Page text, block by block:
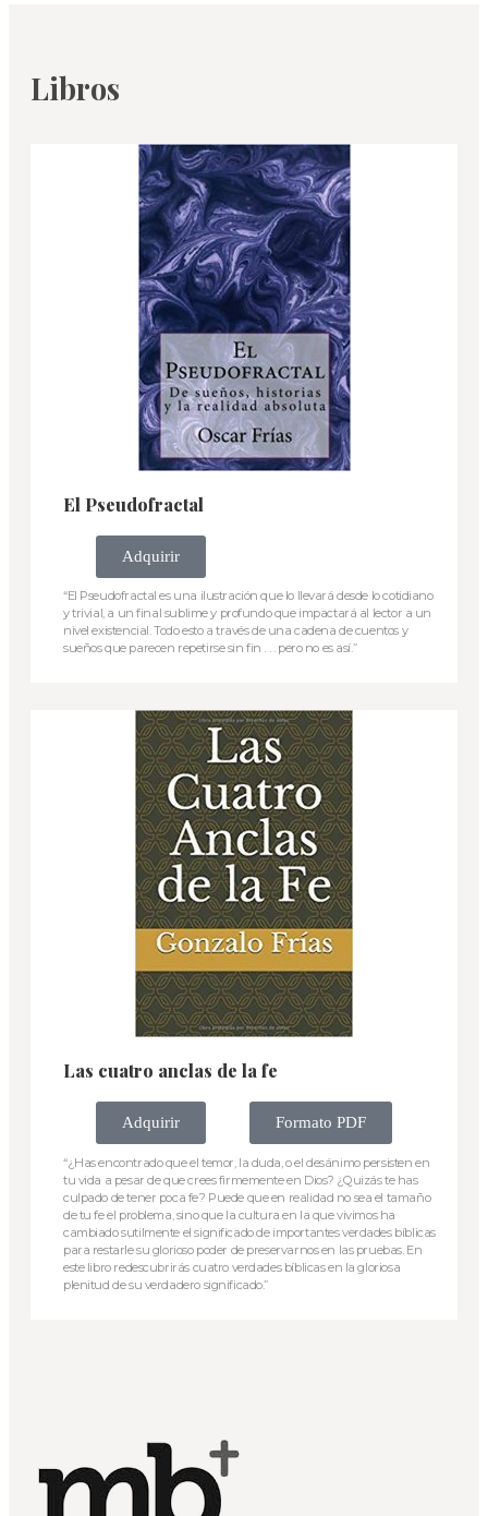
Libros
El Pseudofractal
Adquirir
“El Pseudofractal es una ilustración que lo llevará desde lo cotidiano
y trivial, a un final sublime y profundo que impactará al lector a un
nivel existencial. Todo esto a través de una cadena de cuentos y
sueños que parecen repetirse sin fin . . . pero no es así.”
Las cuatro anclas de la fe
Adquirir Formato PDF
“¿Has encontrado que el temor, la duda, o el desánimo persisten en
tu vida a pesar de que crees firmemente en Dios? ¿Quizás te has
culpado de tener poca fe? Puede que en realidad no sea el tamaño
de tu fe el problema, sino que la cultura en la que vivimos ha
cambiado sutilmente el significado de importantes verdades bíblicas
para restarle su glorioso poder de preservarnos en las pruebas. En
este libro redescubrirás cuatro verdades bíblicas en la gloriosa
plenitud de su verdadero significado.”